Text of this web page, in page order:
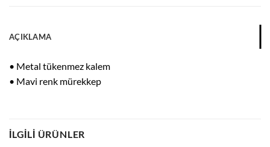
AÇIKLAMA
• Metal tükenmez kalem
• Mavi renk mürekkep
İLGILI ÜRÜNLER